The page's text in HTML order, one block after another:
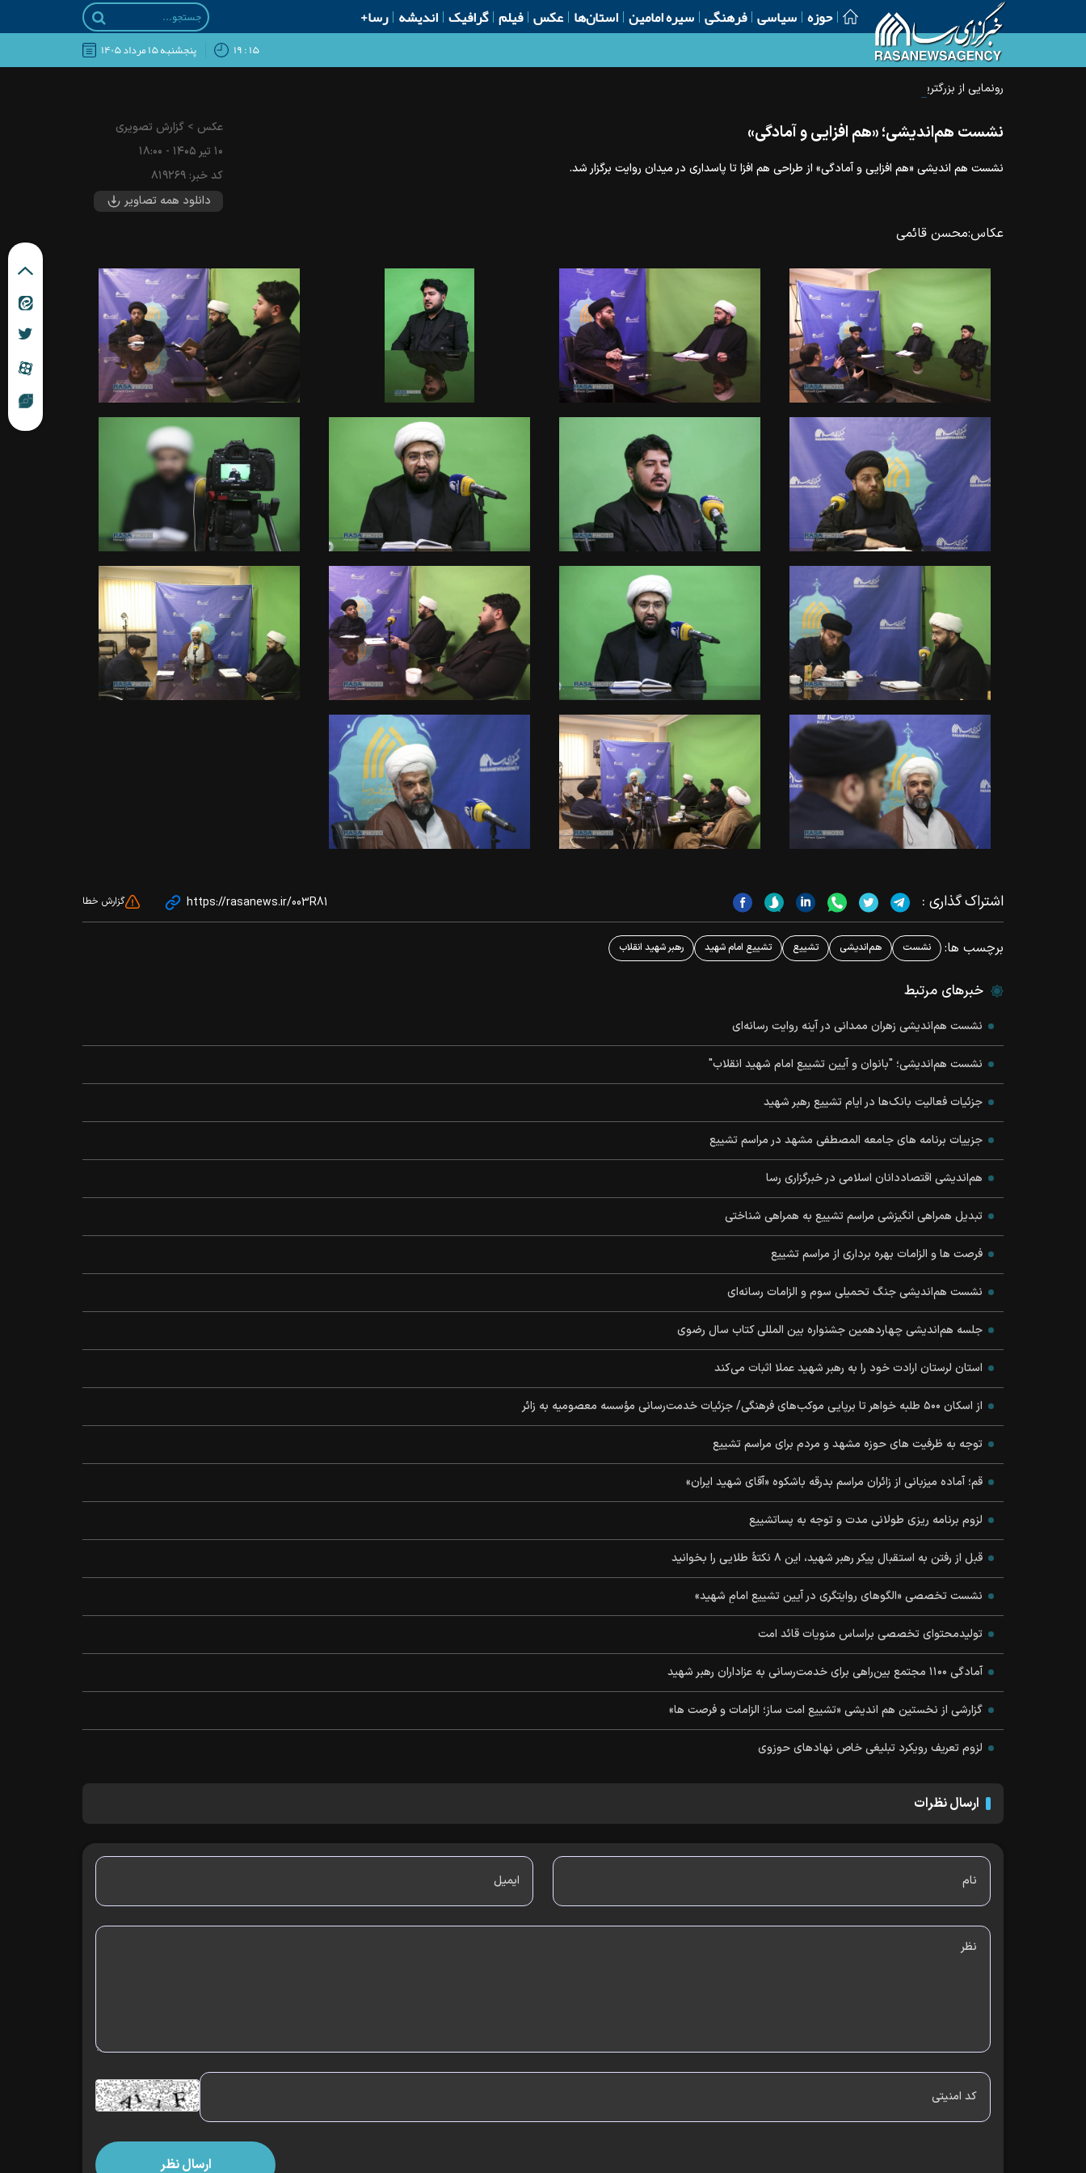
حوزه سیاسی فرهنگی سیره امامین استان‌ها عکس فیلم گرافیک اندیشه رسا+
۱۵ : ۱۹ پنجشنبه ۱۵ مرداد ۱۴۰۵
رونمایی از بزرگترین پرچم خونخواهی قائد شهید امت در بین الحرمین
عکس > گزارش تصویری
۱۰ تير ۱۴۰۵ - ۱۸:۰۰
کد خبر: ۸۱۹۲۶۹
دانلود همه تصاویر
نشست هم‌اندیشی؛ «هم افزایی و آمادگی»
نشست هم اندیشی «هم افزایی و آمادگی» از طراحی هم افزا تا پاسداری در میدان روایت برگزار شد.
عکاس:محسن قائمی
اشتراک گذاری : https://rasanews.ir/003R81 گزارش خطا
برچسب ها: نشست هم‌اندیشی تشییع تشییع امام شهید رهبر شهید انقلاب
خبرهای مرتبط
نشست هم‌اندیشی زهران ممدانی در آینه روایت رسانه‌ای
نشست هم‌اندیشی؛ "بانوان و آیین تشییع امام شهید انقلاب"
جزئیات فعالیت بانک‌ها در ایام تشییع رهبر شهید
جزییات برنامه های جامعه المصطفی مشهد در مراسم تشییع
هم‌اندیشی اقتصاددانان اسلامی در خبرگزاری رسا
تبدیل همراهی انگیزشی مراسم تشییع به همراهی شناختی
فرصت ها و الزامات بهره برداری از مراسم تشییع
نشست هم‌اندیشی جنگ تحمیلی سوم و الزامات رسانه‌ای
جلسه هم‌اندیشی چهاردهمین جشنواره بین المللی کتاب سال رضوی
استان لرستان ارادت خود را به رهبر شهید عملا اثبات می‌کند
از اسکان ۵۰۰ طلبه خواهر تا برپایی موکب‌های فرهنگی/ جزئیات خدمت‌رسانی مؤسسه معصومیه به زائر
توجه به ظرفیت های حوزه مشهد و مردم برای مراسم تشییع
قم؛ آماده میزبانی از زائران مراسم بدرقه باشکوه «آقای شهید ایران»
لزوم برنامه ریزی طولانی مدت و توجه به پساتشییع
قبل از رفتن به استقبال پیکر رهبر شهید، این ۸ نکتهٔ طلایی را بخوانید
نشست تخصصی «الگوهای روایتگری در آیین تشییع امامِ شهید»
تولیدمحتوای تخصصی براساس منویات قائد امت
آمادگی ۱۱۰۰ مجتمع بین‌راهی برای خدمت‌رسانی به عزاداران رهبر شهید
گزارشی از نخستین هم اندیشی «تشییع امت ساز؛ الزامات و فرصت ها»
لزوم تعریف رویکرد تبلیغی خاص نهادهای حوزوی
ارسال نظرات